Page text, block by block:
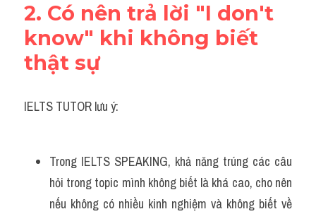
2. Có nên trả lời "I don't
know" khi không biết
thật sự
IELTS TUTOR lưu ý:
Trong IELTS SPEAKING, khả năng trúng các câu
hỏi trong topic mình không biết là khá cao, cho nên
nếu không có nhiều kinh nghiệm và không biết về